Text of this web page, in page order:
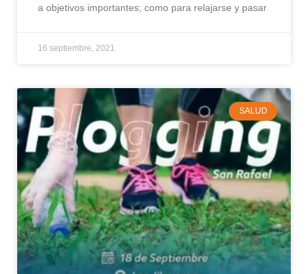
a objetivos importantes; como para relajarse y pasar
16 septiembre, 2021
SALUD